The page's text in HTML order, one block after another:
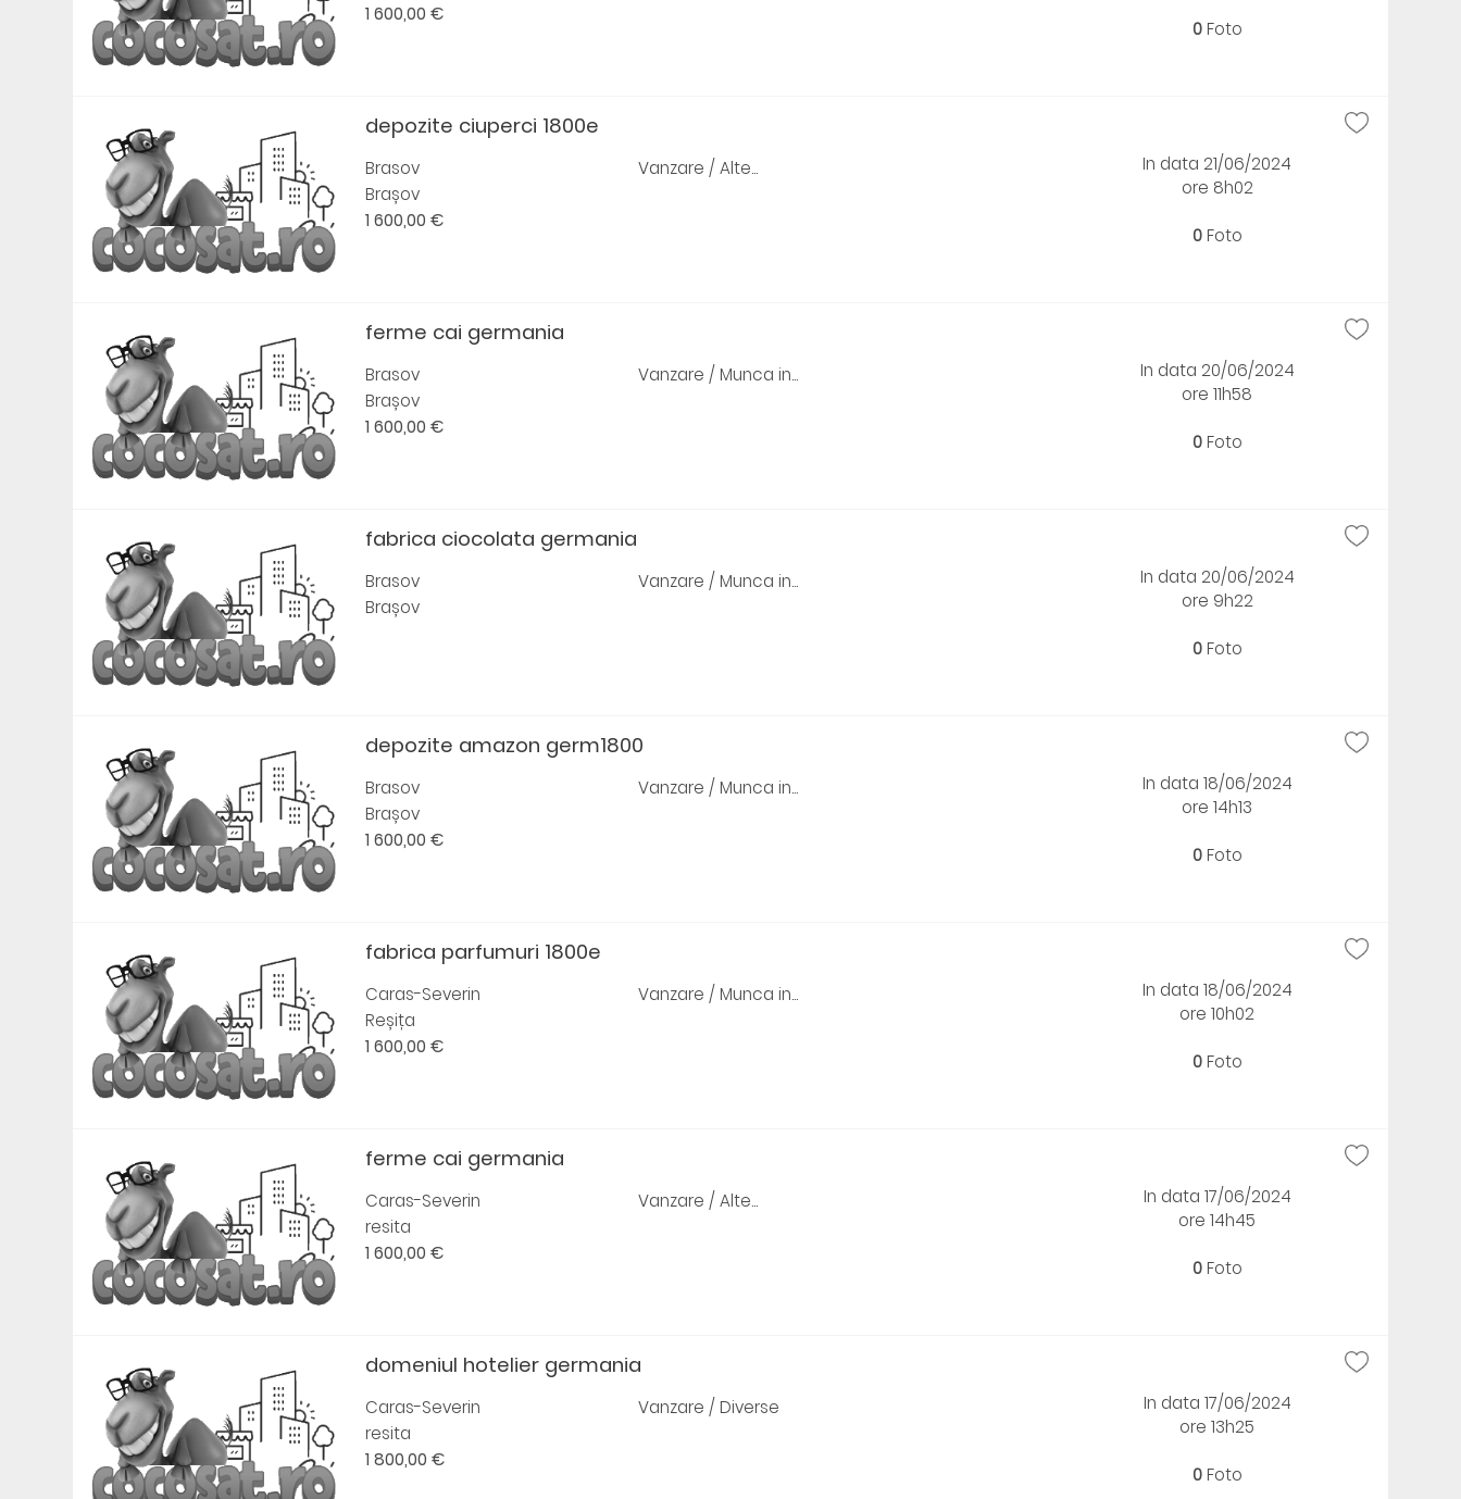
1 600,00 €
0Foto
depozite ciuperci 1800e
Brasov
Brașov
1 600,00 €
Vanzare / Alte...
In data 21/06/2024
ore 8h02
0Foto
ferme cai germania
Brasov
Brașov
1 600,00 €
Vanzare / Munca in...
In data 20/06/2024
ore 11h58
0Foto
fabrica ciocolata germania
Brasov
Brașov
Vanzare / Munca in...
In data 20/06/2024
ore 9h22
0Foto
depozite amazon germ1800
Brasov
Brașov
1 600,00 €
Vanzare / Munca in...
In data 18/06/2024
ore 14h13
0Foto
fabrica parfumuri 1800e
Caras-Severin
Reșița
1 600,00 €
Vanzare / Munca in...
In data 18/06/2024
ore 10h02
0Foto
ferme cai germania
Caras-Severin
resita
1 600,00 €
Vanzare / Alte...
In data 17/06/2024
ore 14h45
0Foto
domeniul hotelier germania
Caras-Severin
resita
1 800,00 €
Vanzare / Diverse
In data 17/06/2024
ore 13h25
0Foto